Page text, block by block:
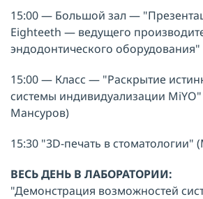
15:00 — Большой зал —
Eighteeth — ведущего
эндодонтического оборудования"
15:00 — Класс — "Раскрытие
системы индивидуализации MiYO"
Мансуров)
15:30 "3D-печать в
ВЕСЬ ДЕНЬ В ЛАБОРАТОРИИ:
"Демонстрация возможностей